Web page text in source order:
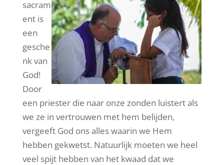
sacram
ent is
een
gesche
nk van
God!
Door
een priester die naar onze zonden luistert als
we ze in vertrouwen met hem belijden,
vergeeft God ons alles waarin we Hem
hebben gekwetst. Natuurlijk moeten we heel
veel spijt hebben van het kwaad dat we